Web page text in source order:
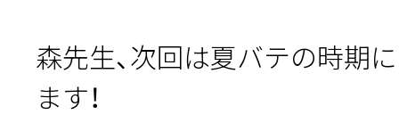
森先生、次回は夏バテの時期
ます！